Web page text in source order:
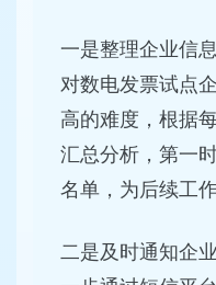
一是整理企业信
对数电发票试点
高的难度，根据
汇总分析，第一
名单，为后续工
二是及时通知企